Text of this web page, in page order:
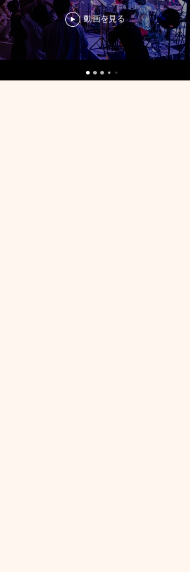
動画を見る